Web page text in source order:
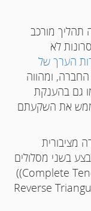
תהליך מורכב
לא
הערך של
ומהווה
גם בהענקת
לממש את השקעתם
מציבורית
בשני מסלולים
Complete
)
Reverse